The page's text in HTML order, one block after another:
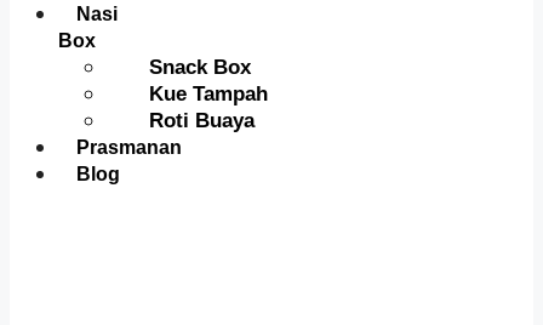
Nasi
Box
Snack Box
Kue Tampah
Roti Buaya
Prasmanan
Blog